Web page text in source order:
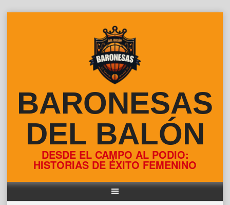
BARONESAS
DEL BALÓN
DESDE EL CAMPO AL PODIO:
HISTORIAS DE ÉXITO FEMENINO